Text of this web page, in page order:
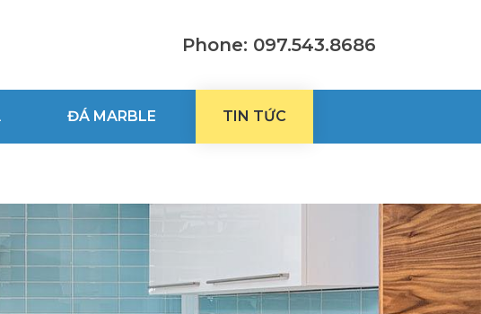
Phone: 097.543.8686
ĐÁ MARBLE TIN TỨC